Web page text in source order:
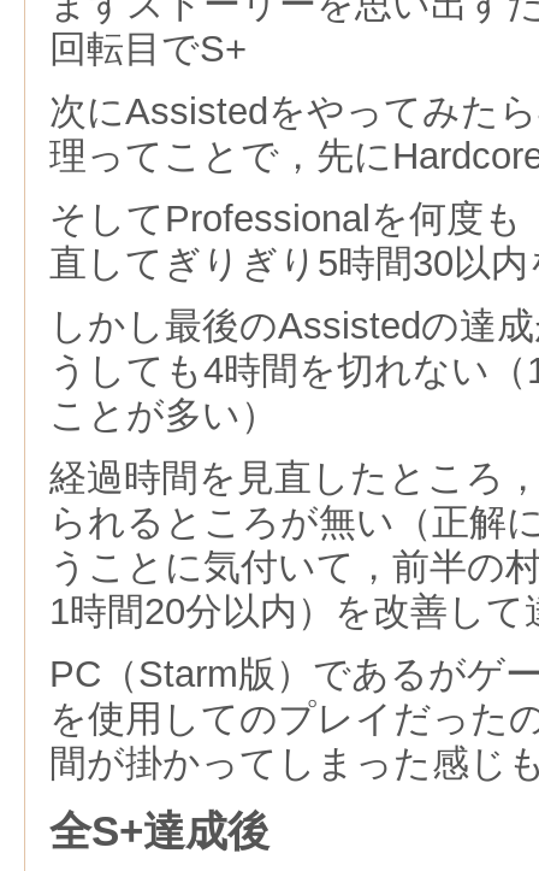
回転目でS+
次にAssistedをやってみた
理ってことで，先に
そしてProfessionalを何度も
直してぎりぎり5時間30以内
しかし最後のAssistedの達
うしても4時間を切れない
ことが多い）
経過時間を見直したところ
られるところが無い（正解
うことに気付いて，前半の
1時間20分以内）を改善して
PC（Starm版）であるがゲ
を使用してのプレイだった
間が掛かってしまった感じ
全S+達成後